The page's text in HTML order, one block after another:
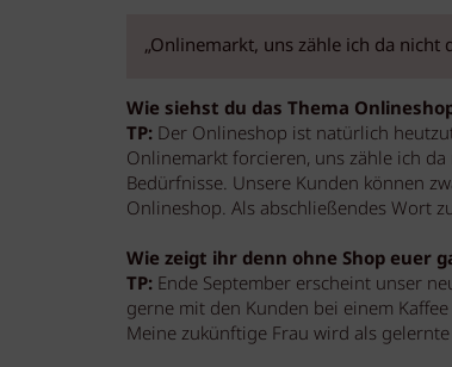
„Onlinemarkt, uns zähle ich da nicht
Wie siehst du das Thema
TP: Der Onlineshop ist natürlich
Onlinemarkt forcieren, uns zähle ich
Bedürfnisse. Unsere Kunden können
Onlineshop. Als abschließendes Wort
Wie zeigt ihr denn ohne Shop euer
TP: Ende September erscheint unser
gerne mit den Kunden bei einem
Meine zukünftige Frau wird als